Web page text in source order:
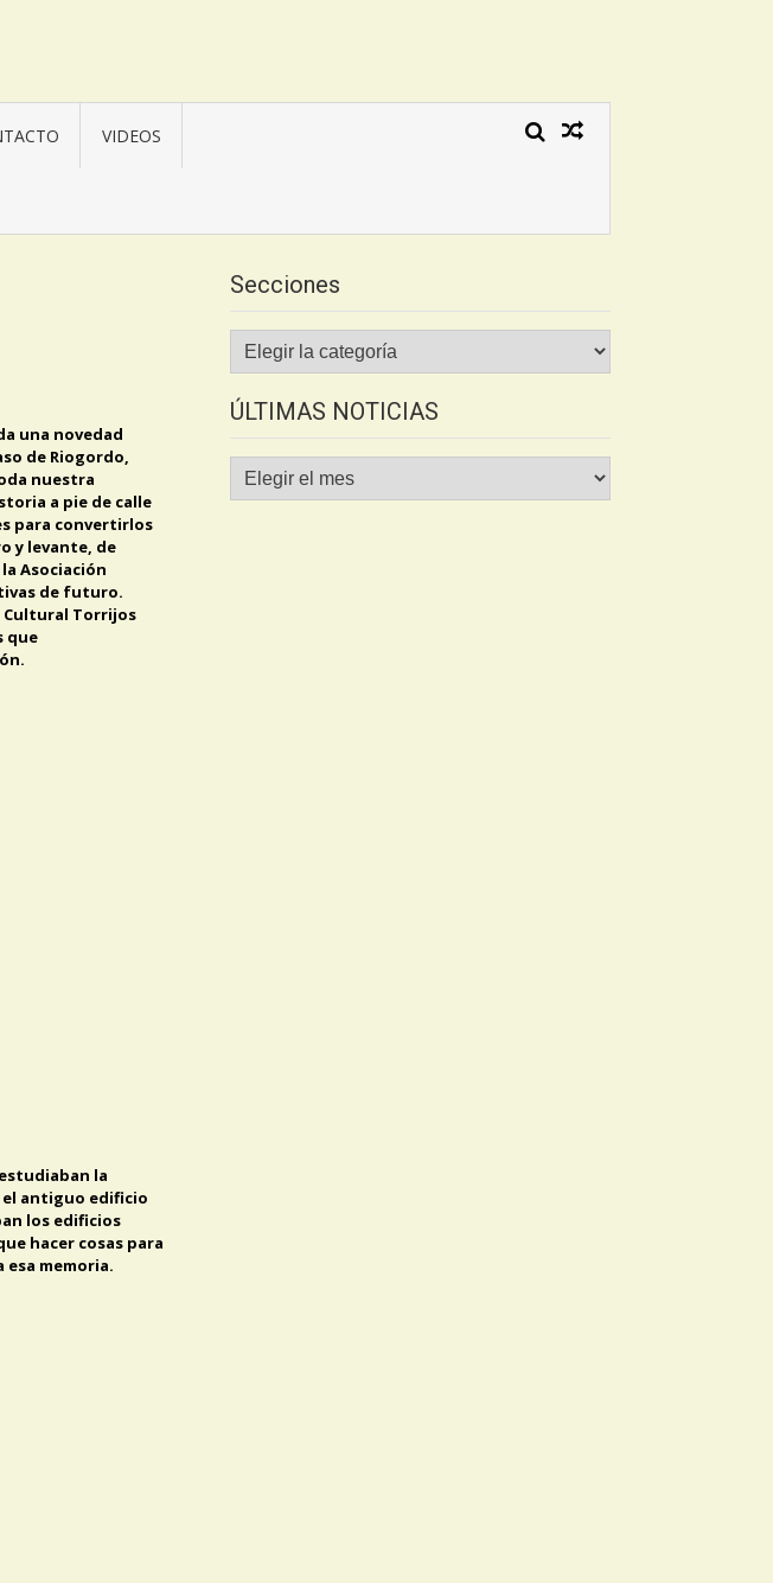
VIDEOS
una novedad
de Riogordo,
nuestra
a pie de calle
para convertirlos
y levante, de
Asociación
de futuro.
Cultural Torrijos
que
la
el antiguo edificio
los edificios
hacer cosas para
memoria.
Secciones
Secciones
ÚLTIMAS NOTICIAS
ÚLTIMAS
NOTICIAS